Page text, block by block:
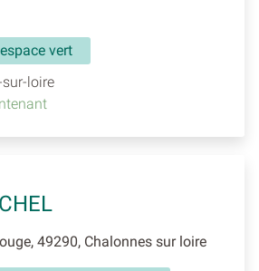
vert
loire
49290, Chalonnes sur loire